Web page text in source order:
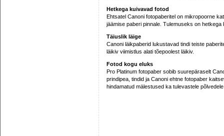
Hetkega kuivavad fotod
Ehtsatel Canoni fotopaberitel on mikropoorne
jäämise paberi pinnale. Tulemuseks on hetkega
Täiuslik läige
Canoni läikpaberid lukustavad tindi teiste
läikiv viimistlus alati tõepoolest läikiv.
Fotod kogu eluks
Pro Platinum fotopaber sobib suurepäraselt
prindipea, tindid ja Canoni ehtne fotopaber
hindamatud mälestused ka tulevastele